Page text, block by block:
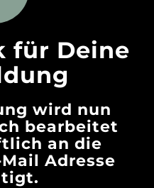
für Deine
wird nun
bearbeitet
an die
Adresse